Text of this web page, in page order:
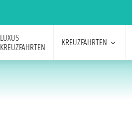
LUXUS-
KREUZFAHRTEN
KREUZFAHRTEN